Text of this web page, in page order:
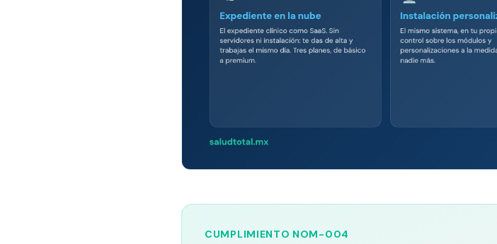
CUMPLIMIENTO NOM-004